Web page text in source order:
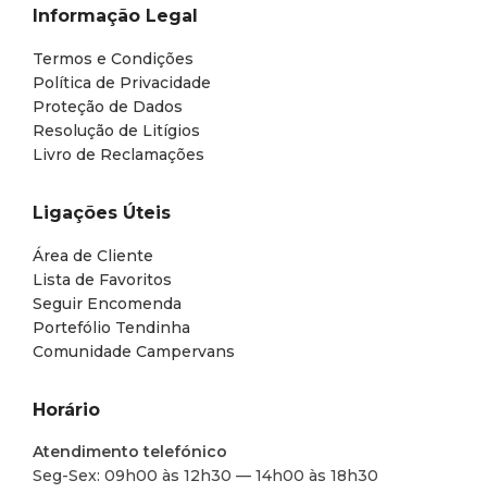
Informação Legal
Termos e Condições
Política de Privacidade
Proteção de Dados
Resolução de Litígios
Livro de Reclamações
Ligações Úteis
Área de Cliente
Lista de Favoritos
Seguir Encomenda
Portefólio Tendinha
Comunidade Campervans
Horário
Atendimento telefónico
Seg-Sex: 09h00 às 12h30 — 14h00 às 18h30